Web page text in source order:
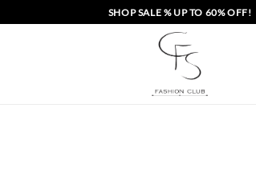
SHOP SALE % UP TO 60% OFF!